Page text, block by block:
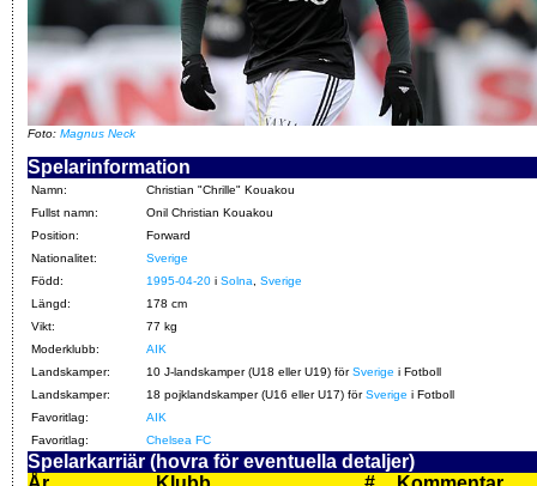
Foto: Magnus Neck
Spelarinformation
Namn:
Christian "Chrille" Kouakou
Fullst namn:
Onil Christian Kouakou
Position:
Forward
Nationalitet:
Sverige
Född:
1995-04-20 i Solna
Sverige
Längd:
178 cm
Vikt:
77 kg
Moderklubb:
AIK
Landskamper:
10 J-landskamper (U18 eller U19) förSverige i Fotboll
Landskamper:
18 pojklandskamper (U16 eller U17) förSverige i Fotboll
Favoritlag:
AIK
Favoritlag:
Chelsea FC
Spelarkarriär (hovra för eventuella detaljer)